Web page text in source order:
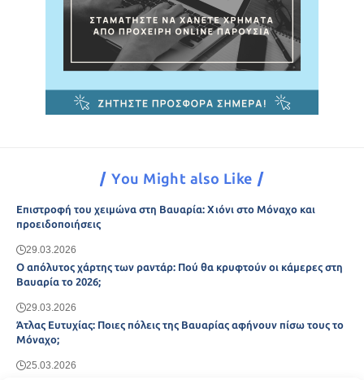
You Might also Like
Επιστροφή του χειμώνα στη Βαυαρία: Χιόνι στο Μόναχο και
προειδοποιήσεις
29.03.2026
Ο απόλυτος χάρτης των ραντάρ: Πού θα κρυφτούν οι κάμερες στη
Βαυαρία το 2026;
29.03.2026
Άτλας Ευτυχίας: Ποιες πόλεις της Βαυαρίας αφήνουν πίσω τους το
Μόναχο;
25.03.2026